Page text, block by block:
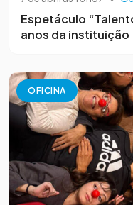
Espetáculo
anos da instituição
OFICINA